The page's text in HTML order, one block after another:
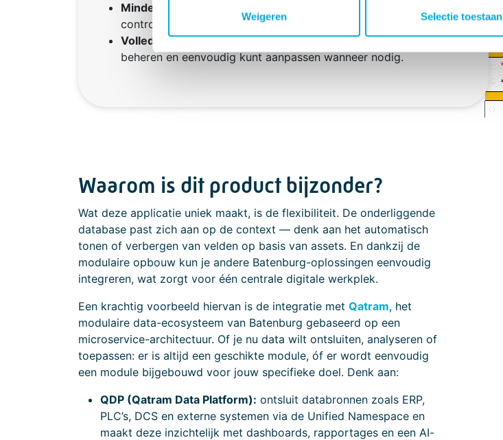
Weigeren Selectie toestaan
Minder fouten
controles.
Volledige controlebetekent dat je content zelfstandig kunt
beheren en eenvoudig kunt aanpassen wanneer nodig.
Waarom is dit product bijzonder?
Wat deze applicatie uniek maakt, is de flexibiliteit. De onderliggende
database past zich aan op de context — denk aan het automatisch
tonen of verbergen van velden op basis van assets. En dankzij de
modulaire opbouw kun je andere Batenburg-oplossingen eenvoudig
integreren, wat zorgt voor één centrale digitale werkplek.
Een krachtig voorbeeld hiervan is de integratie met Qatram, het
modulaire data-ecosysteem van Batenburg gebaseerd op een
microservice-architectuur. Of je nu data wilt ontsluiten, analyseren of
toepassen: er is altijd een geschikte module, óf er wordt eenvoudig
een module bijgebouwd voor jouw specifieke doel. Denk aan:
QDP (Qatram Data Platform): ontsluit databronnen zoals ERP,
PLC’s, DCS en externe systemen via de Unified Namespace en
maakt deze inzichtelijk met dashboards, rapportages en een AI-